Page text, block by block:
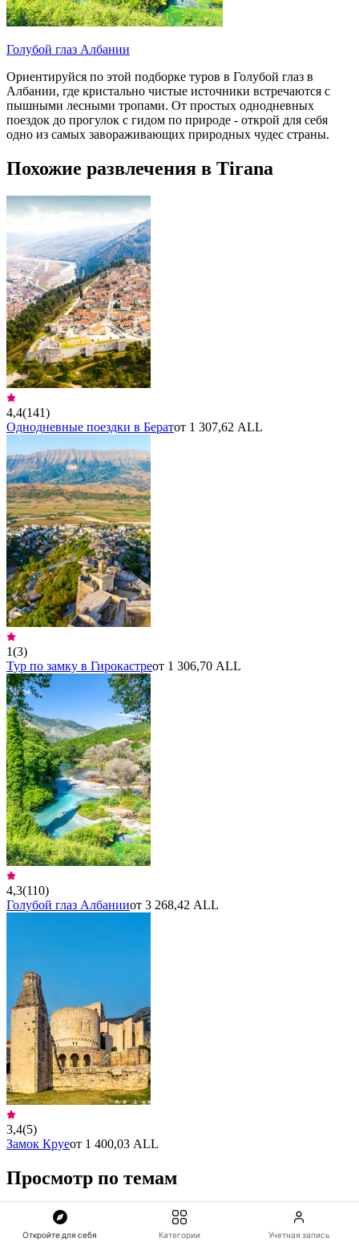
Откройте для себя Категории Учетная запись
Голубой глаз Албании
Ориентируйся по этой подборке туров в Голубой глаз в
Албании, где кристально чистые источники встречаются с
пышными лесными тропами. От простых однодневных
поездок до прогулок с гидом по природе - открой для себя
одно из самых завораживающих природных чудес страны.
Похожие развлечения в Tirana
4,4(141)
Однодневные поездки в Бератот 1 307,62 ALL
1(3)
Тур по замку в Гирокастреот 1 306,70 ALL
4,3(110)
Голубой глаз Албанииот 3 268,42 ALL
3,4(5)
Замок Круеот 1 400,03 ALL
Просмотр по темам
Tirana Достопримечательности